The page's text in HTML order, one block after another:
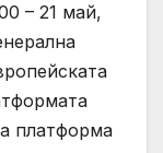
– 21 май,
платформа